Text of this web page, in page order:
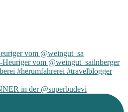
vom @weingut_sa
in der @superbudevi